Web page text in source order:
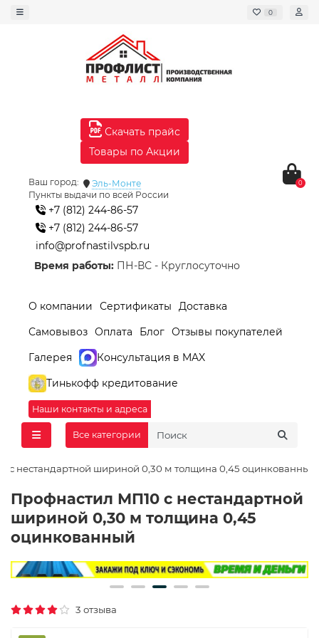
0
Скачать прайс
Товары по Акции
Ваш город:
Эль-Монте
Пункты выдачи по всей России
+7 (812) 244-86-57
+7 (812) 244-86-57
info@profnastilvspb.ru
Время работы: ПН-ВС - Круглосуточно
0
О компании Сертификаты
Доставка
Самовывоз Оплата Блог Отзывы покупателей
Галерея
Консультация в MAX
Тинькофф кредитование
Наши контакты и адреса
Все категории
с нестандартной шириной 0,30 м толщина 0,45 оцинкованный
Профнастил МП10 с нестандартной
шириной 0,30 м толщина 0,45
оцинкованный
3 отзыва